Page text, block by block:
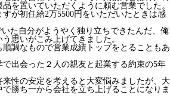
を置いていただくように頼む営業でした。
が初任給2万5500円をいただいたときは感
いた自分がようやく独り立ちできたんだ、俺
思いがこみ上げてきました。
調なもので営業成績トップをとることもあ
出会った２人の親友と起業する約束の5年
性の安定を考えると大変悩みましたが、大
勝ち一から会社を立ち上げることになりま